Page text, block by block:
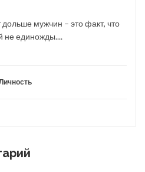
мужчин – это факт, что
не единожды....